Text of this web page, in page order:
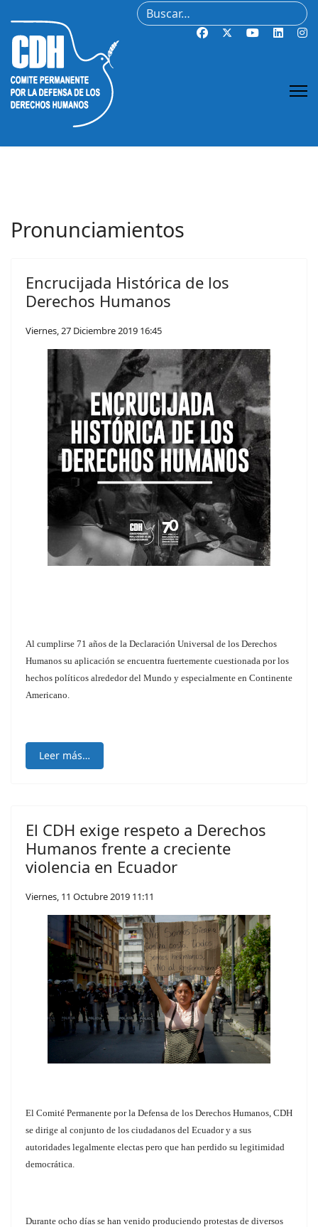
Buscar
Pronunciamientos
Encrucijada Histórica de los
Derechos Humanos
Viernes, 27 Diciembre 2019 16:45
Al cumplirse 71 años de la Declaración Universal de los Derechos
Humanos su aplicación se encuentra fuertemente cuestionada por los
hechos políticos alrededor del Mundo y especialmente en Continente
Americano.
Leer más…
El CDH exige respeto a Derechos
Humanos frente a creciente
violencia en Ecuador
Viernes, 11 Octubre 2019 11:11
El Comité Permanente por la Defensa de los Derechos Humanos, CDH
se dirige al conjunto de los ciudadanos del Ecuador y a sus
autoridades legalmente electas pero que han perdido su legitimidad
democrática.
Durante ocho días se han venido produciendo protestas de diversos